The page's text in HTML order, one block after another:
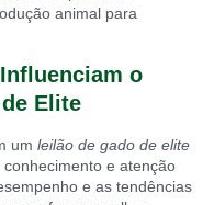
animal para
o
Elite
um leilão de gado de elite
e atenção
e as tendências